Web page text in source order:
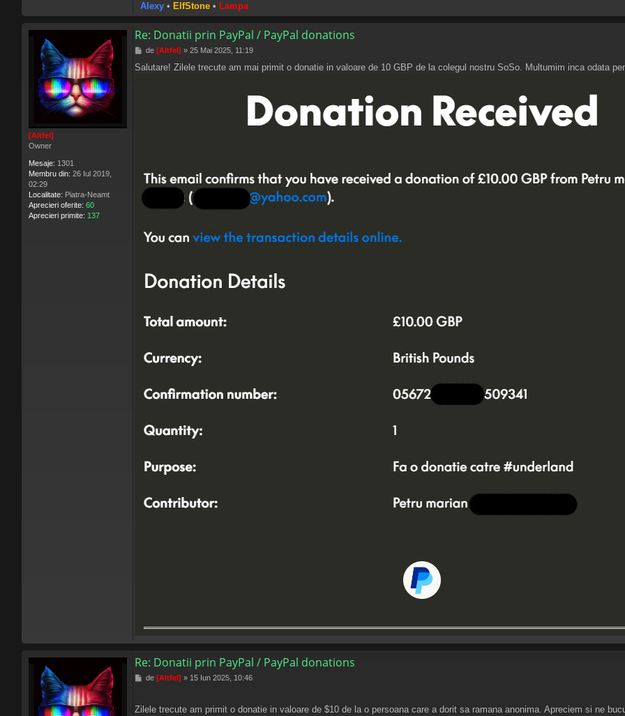
Alexy • ElfStone • Lampa
[Altfel]
Owner
Mesaje: 1301
Membru din: 26 Iul 2019,
02:29
Localitate: Piatra-Neamt
Aprecieri oferite: 60
Aprecieri primite: 137
Re: Donatii prin PayPal / PayPal donations
M
s
de [Altfel] » 25 Mai 2025, 11:19
Salutare! Zilele trecute am mai primit o donatie in valoare de 10 GBP de la colegul nostru SoSo. Multumim inca odata
Re: Donatii prin PayPal / PayPal donations
M
a
de [Altfel] » 15 Iun 2025, 10:46
Zilele trecute am primit o donatie in valoare de $10 de la o persoana care a dorit sa ramana anonima. Apreciem si ne